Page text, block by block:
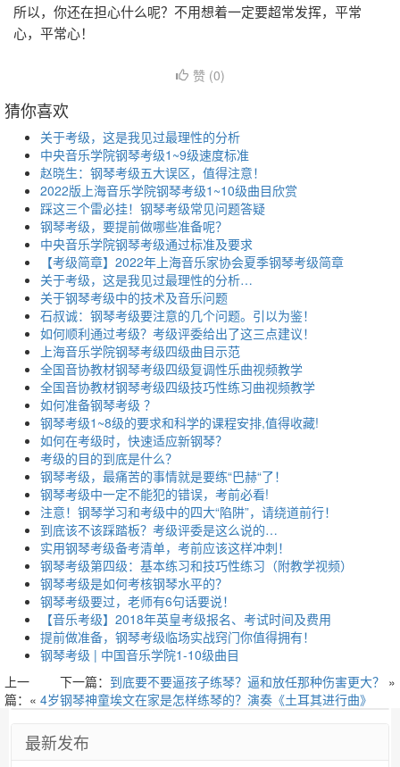
所以，你还在担心什么呢？不用想着一定要超常发挥，平常
心，平常心！
赞 (0)
猜你喜欢
关于考级，这是我见过最理性的分析
中央音乐学院钢琴考级1~9级速度标准
赵晓生：钢琴考级五大误区，值得注意！
2022版上海音乐学院钢琴考级1~10级曲目欣赏
踩这三个雷必挂！钢琴考级常见问题答疑
钢琴考级，要提前做哪些准备呢？
中央音乐学院钢琴考级通过标准及要求
【考级简章】2022年上海音乐家协会夏季钢琴考级简章
关于考级，这是我见过最理性的分析…
关于钢琴考级中的技术及音乐问题
石叔诚：钢琴考级要注意的几个问题。引以为鉴！
如何顺利通过考级？考级评委给出了这三点建议！
上海音乐学院钢琴考级四级曲目示范
全国音协教材钢琴考级四级复调性乐曲视频教学
全国音协教材钢琴考级四级技巧性练习曲视频教学
​如何准备钢琴考级 ？
钢琴考级1~8级的要求和科学的课程安排,值得收藏!
如何在考级时，快速适应新钢琴？
考级的目的到底是什么？
钢琴考级，最痛苦的事情就是要练“巴赫“了！
钢琴考级中一定不能犯的错误，考前必看!
注意！钢琴学习和考级中的四大“陷阱”，请绕道前行！
到底该不该踩踏板？考级评委是这么说的…
实用钢琴考级备考清单，考前应该这样冲刺！
钢琴考级第四级：基本练习和技巧性练习（附教学视频）
钢琴考级是如何考核钢琴水平的？
钢琴考级要过，老师有6句话要说！
【音乐考级】2018年英皇考级报名、考试时间及费用
提前做准备，钢琴考级临场实战窍门你值得拥有！
钢琴考级 | 中国音乐学院1-10级曲目
下一篇： 到底要不要逼孩子练琴？逼和放任那种伤害更大？ »
上一
篇：« 4岁钢琴神童埃文在家是怎样练琴的？演奏《土耳其进行曲》
最新发布